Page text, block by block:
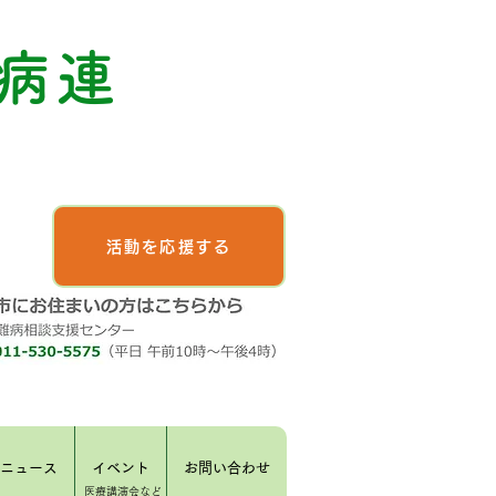
連
活動を応援する
ニュース イベント お問い合わせ
​医療講演会など